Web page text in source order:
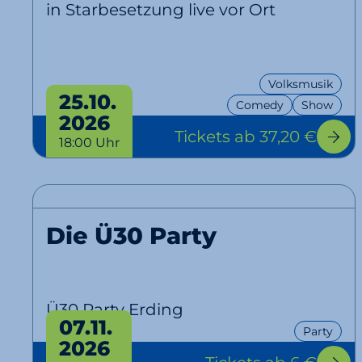
in Starbesetzung live vor Ort
Comedy Show
Volksmusik
25.10.
2026
18:00 Uhr Tickets ab 37,20 €
Die Ü30 Party
Ü30 Party Erding
Party
07.11.
2026